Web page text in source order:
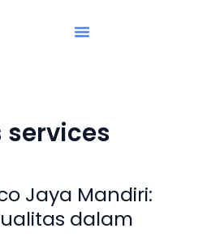
services
Jaya Mandiri:
dalam